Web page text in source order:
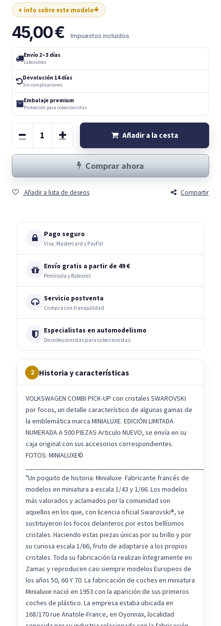
+ info sobre este modelo
45,00€ Impuestos incluidos
Envío 2–3 días
Laborables
Devolución 14 días
Sin complicaciones
Embalaje premium
Protección para coleccionistas
Añadir a la cesta
Comprar ahora
Añadir a lista de deseos Compartir
Pago seguro
Visa, Mastercard y PayPal
Envío gratis a partir de 49 €
Península y Baleares
Servicio postventa
Compra con tranquilidad
Especialistas en automodelismo
De coleccionistas para coleccionistas
2 Historia y características
VOLKSWAGEN COMBI PICK-UP con cristales SWAROVSKI
por focos, un detalle característico de algunas gamas de
la emblemática marca MINIALUXE. EDICIÓN LIMITADA
NUMERADA A 500 PIEZAS Articulo NUEVO, se envía en su
caja original con sus accesorios correspondientes.
FOTOS: MINIALUXE©️
"Un poquito de historia: Minialuxe Fabricante francés de
modelos en miniatura a escala 1/43 y 1/66. Los modelos
más valorados y aclamados por la comunidad son
aquellos en los que, con licencia oficial Swarovski®, se
sustituyeron los focos delanteros por estos bellísimos
cristales. Haciendo estas piezas únicas por su brillo y por
su curiosa escala 1/66, fruto de adaptarse a los propios
cristales. Toda su fabricación la realizan íntegramente en
Zamac y reproducen casi siempre modelos Europeos de
los años 50, 60 Y 70. La fabricación de coches en miniatura
Minialuxe nació en 1953 con la aparición de sus primeros
coches de plástico. La empresa estaba ubicada en
168/170 rue Anatole-France, en Oyonnax, localidad